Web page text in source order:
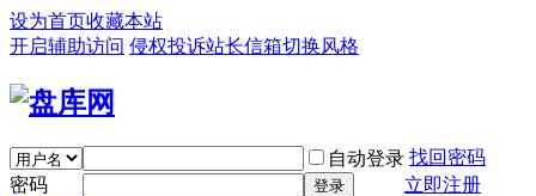
设为首页收藏本站
开启辅助访问 侵权投诉站长信箱切换风格
自动登录 找回密码
密码
登录
立即注册